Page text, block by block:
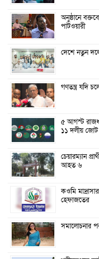
অনুষ্ঠানে
পাটওয়ারী
দেশে নতুন
গণতন্ত্র যদি
৫ আগস্ট
১১ দলীয় জোট
চেয়ারম্যান
আহত ৬
কওমি
হেফাজতের
সমালোচনার